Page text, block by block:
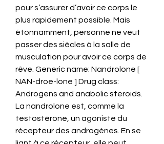
pour s’assurer d’avoir ce corps le
plus rapidement possible. Mais
étonnamment, personne ne veut
passer des siècles à la salle de
musculation pour avoir ce corps de
rêve. Generic name: Nandrolone [
NAN-droe-lone ] Drug class:
Androgens and anabolic steroids.
La nandrolone est, comme la
testostérone, un agoniste du
récepteur des androgènes. En se